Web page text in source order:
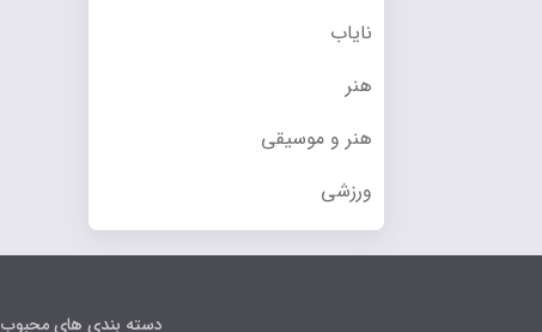
نایاب
هنر
هنر و موسیقی
ورزشی
دسته بندی های محبوب